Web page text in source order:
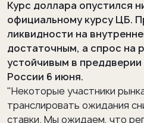
Курс доллара опустился
официальному курсу ЦБ.
ликвидности на
достаточным, а спрос на
устойчивым в преддверии
России 6 июня.
"Некоторые участники
транслировать ожидания
ставки. Мы ожидаем, что